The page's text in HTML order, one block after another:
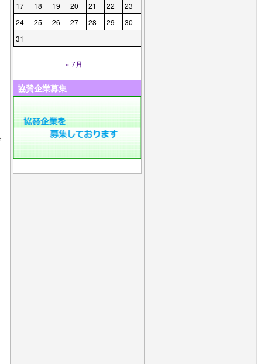
17
18 19 20 21 22
23
24
25 26 27 28 29
30
31
« 7月
協賛企業募集